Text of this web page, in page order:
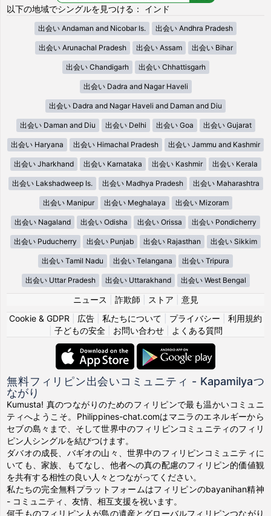
以下の地域でシングルを見つける： インド
出会い Andaman and Nicobar Is. 出会い Andhra Pradesh
出会い Arunachal Pradesh 出会い Assam 出会い Bihar
出会い Chandigarh 出会い Chhattisgarh
出会い Dadra and Nagar Haveli
出会い Dadra and Nagar Haveli and Daman and Diu
出会い Daman and Diu 出会い Delhi 出会い Goa 出会い Gujarat
出会い Haryana 出会い Himachal Pradesh 出会い Jammu and Kashmir
出会い Jharkhand 出会い Karnataka 出会い Kashmir 出会い Kerala
出会い Lakshadweep Is. 出会い Madhya Pradesh 出会い Maharashtra
出会い Manipur 出会い Meghalaya 出会い Mizoram
出会い Nagaland 出会い Odisha 出会い Orissa 出会い Pondicherry
出会い Puducherry 出会い Punjab 出会い Rajasthan 出会い Sikkim
出会い Tamil Nadu 出会い Telangana 出会い Tripura
出会い Uttar Pradesh 出会い Uttarakhand 出会い West Bengal
ニュース 詐欺師 ストア
意見
Cookie & GDPR
広告 私たちについて プライバシー
利用規約
子どもの安全| お問い合わせ| よくある質問
無料フィリピン出会いコミュニティ - Kapamilyaつ
ながり
Kumusta! 真のつながりのためのフィリピンで最も温かいコミュニ
ティへようこそ。Philippines-chat.comはマニラのエネルギーから
セブの島々まで、そして世界中のフィリピンコミュニティのフィリ
ピン人シングルを結びつけます。
ダバオの成長、バギオの山々、世界中のフィリピンコミュニティに
いても、家族、もてなし、他者への真の配慮のフィリピン的価値観
を共有する相性の良い人々とつながってください。
私たちの完全無料プラットフォームはフィリピンのbayanihan精神
- コミュニティ、友情、相互支援を祝います。
何千ものフィリピン人が島の遺産とグローバルフィリピンつながり